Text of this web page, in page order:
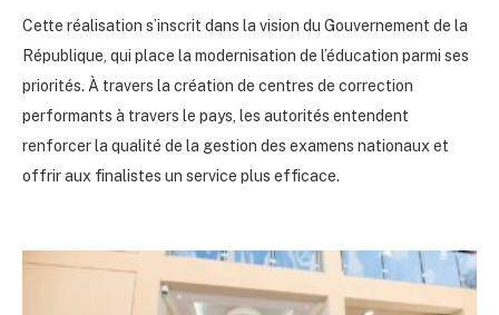
Cette réalisation s’inscrit dans la vision du Gouvernement de la
République, qui place la modernisation de l’éducation parmi ses
priorités. À travers la création de centres de correction
performants à travers le pays, les autorités entendent
renforcer la qualité de la gestion des examens nationaux et
offrir aux finalistes un service plus efficace.